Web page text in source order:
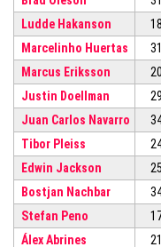
Ludde Hakanson
18
Marcelinho Huertas
31
Marcus Eriksson
20
Justin Doellman
29
Juan Carlos Navarro
Tibor Pleiss
Edwin Jackson
25
Bostjan Nachbar
Stefan Peno
Álex Abrines
21